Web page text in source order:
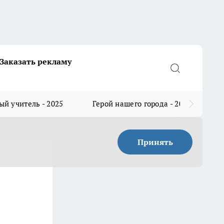
Заказать рекламу
учитель - 2025 Герой нашего города - 2025
Принять